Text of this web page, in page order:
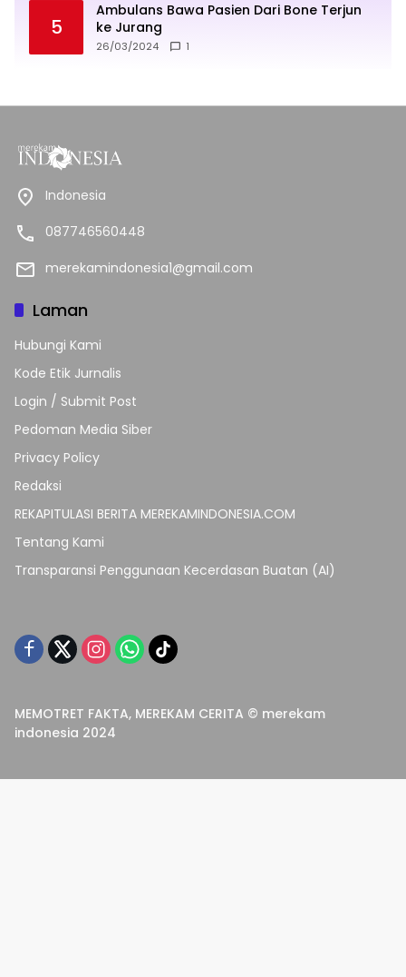
5
Ambulans Bawa Pasien Dari Bone Terjun
ke Jurang
26/03/2024 1
Indonesia
087746560448
merekamindonesia1@gmail.com
Laman
Hubungi Kami
Kode Etik Jurnalis
Login / Submit Post
Pedoman Media Siber
Privacy Policy
Redaksi
REKAPITULASI BERITA MEREKAMINDONESIA.COM
Tentang Kami
Transparansi Penggunaan Kecerdasan Buatan (AI)
MEMOTRET FAKTA, MEREKAM CERITA © merekam
indonesia 2024